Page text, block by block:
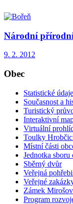
Národní
9. 2. 2012
Obec
Statistické údaje
Současnost a
Turistický
Interaktivní
Virtuální
Toulky
Místní části
Jednotka
Sběrný dvůr
Veřejná
Veřejné
Zámek
Program